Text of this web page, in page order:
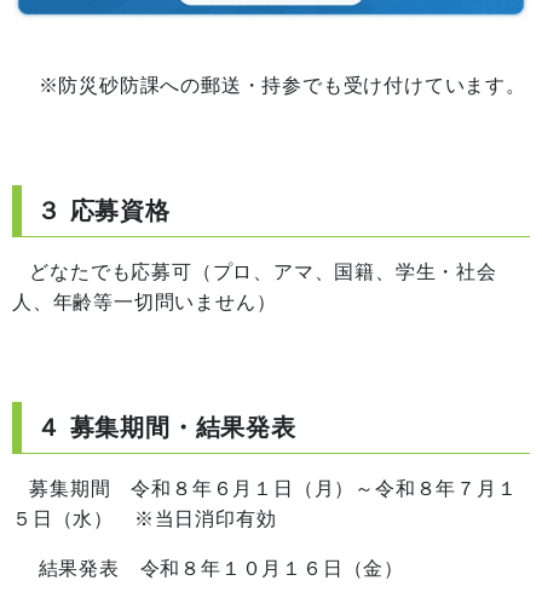
※防災砂防課への郵送・持参でも受け付けています。
３ 応募資格
どなたでも応募可（プロ、アマ、国籍、学生・社会
人、年齢等一切問いません）
４ 募集期間・結果発表
募集期間 令和８年６月１日（月）～令和８年７月１
５日（水） ※当日消印有効
結果発表 令和８年１０月１６日（金）